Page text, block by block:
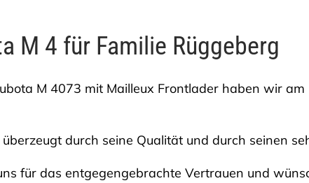
M 4 für Familie Rüggeberg
M 4073 mit Mailleux Frontlader haben wir
durch seine Qualität und durch seinen
für das entgegengebrachte Vertrauen und